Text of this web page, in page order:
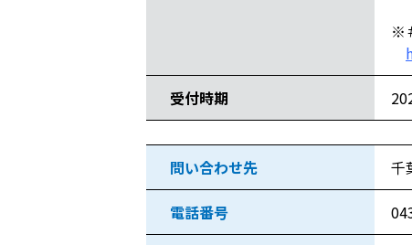
※
受付時期
問い合わせ先 千
電話番号